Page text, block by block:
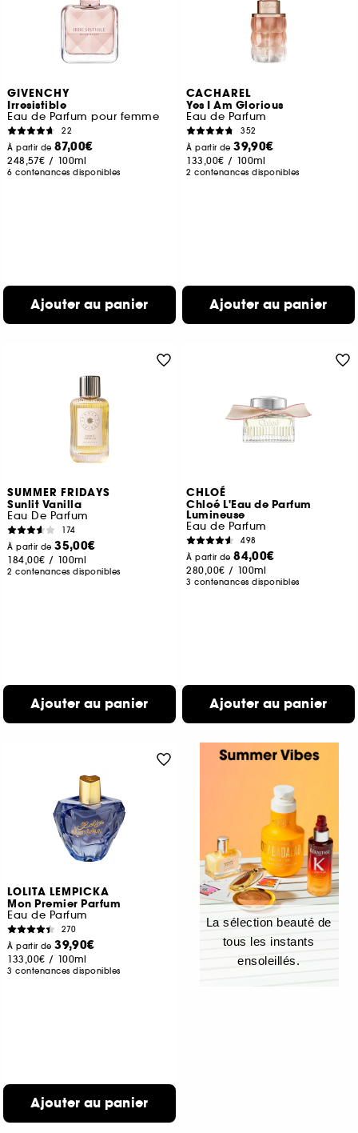
GIVENCHY
Irresistible
Eau de Parfum pour femme
22
À partir de87,00€
248,57€ / 100ml
6 contenances disponibles
Ajouter au panier
CACHAREL
Yes I Am Glorious
Eau de Parfum
352
À partir de39,90€
133,00€ / 100ml
2 contenances disponibles
Ajouter au panier
SUMMER FRIDAYS
Sunlit Vanilla
Eau De Parfum
174
À partir de35,00€
184,00€ / 100ml
2 contenances disponibles
Ajouter au panier
CHLOÉ
Chloé L'Eau de Parfum
Lumineuse
Eau de Parfum
498
À partir de84,00€
280,00€ / 100ml
3 contenances disponibles
Ajouter au panier
LOLITA LEMPICKA
Mon Premier Parfum
Eau de Parfum
270
À partir de39,90€
133,00€ / 100ml
3 contenances disponibles
Ajouter au panier
La sélection beauté de
tous les instants
ensoleillés.